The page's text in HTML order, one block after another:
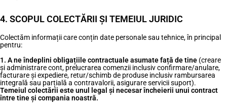
4. SCOPUL COLECTĂRII ȘI TEMEIUL JURIDIC
Colectăm informații care conțin date personale sau tehnice, în principal
pentru:
1. A ne îndeplini obligațiile contractuale asumate față de tine (creare
și administrare cont, prelucrarea comenzii inclusiv confirmare/anulare,
facturare și expediere, retur/schimb de produse inclusiv rambursarea
integrală sau parțială a contravalorii, asigurare servicii suport).
Temeiul colectării este unul legal și necesar încheierii unui contract
între tine și compania noastră.